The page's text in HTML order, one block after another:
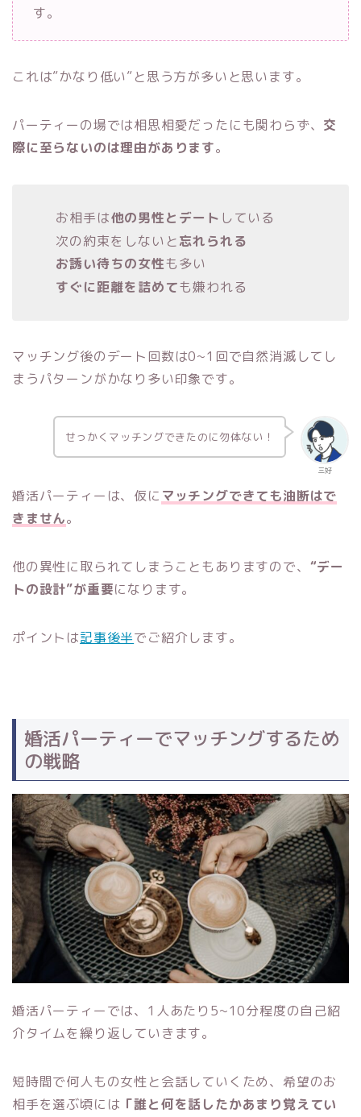
す。
これは”かなり低い”と思う方が多いと思います。
パーティーの場では相思相愛だったにも関わらず、 交
際に至らないのは理由があります。
お相手は他の男性とデート している
次の約束をしないと忘れられる
お誘い待ちの女性も多い
すぐに距離を詰めても嫌われる
マッチング後のデート回数は0~1回で自然消滅してし
まうパターンがかなり多い印象です。
三好
せっかくマッチングできたのに勿体ない！
婚活パーティーは、仮に マッチングできても油断はで
きません。
他の異性に取られてしまうこともありますので、 “デー
トの設計”が重要になります。
ポイントは記事後半でご紹介します。
婚活パーティーでマッチングするため
の戦略
婚活パーティーでは、1人あたり5~10分程度の自己紹
介タイムを繰り返していきます。
短時間で何人もの女性と会話していくため、希望のお
相手を選ぶ頃には 「誰と何を話したかあまり覚えてい